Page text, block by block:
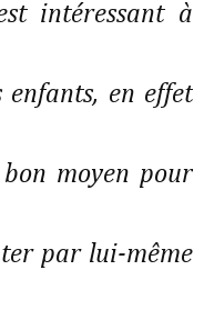
intéressant à
enfants, en effet
moyen pour
par lui-même